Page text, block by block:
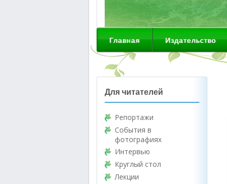
Главная Издательство
Для читателей
Репортажи
События в
фотографиях
Интервью
Круглый стол
Лекции